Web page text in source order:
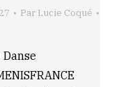
Par Lucie Coqué